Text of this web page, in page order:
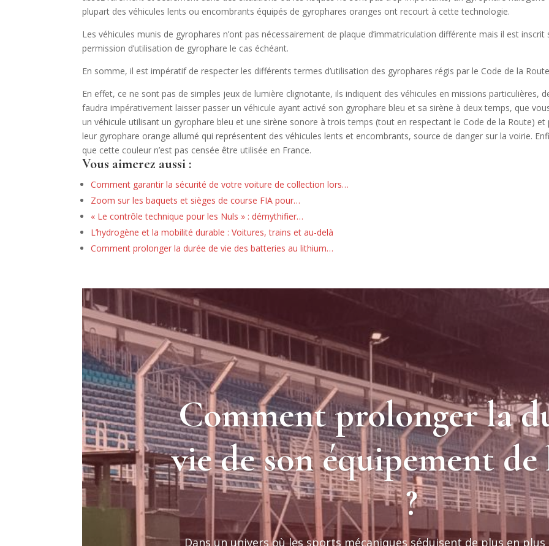
plupart des véhicules lents ou encombrants équipés de gyrophares oranges ont recourt à cette technologie.
Les véhicules munis de gyrophares n’ont pas nécessairement de plaque d’immatriculation différente mais il est
permission d’utilisation de gyrophare le cas échéant.
En somme, il est impératif de respecter les différents termes d’utilisation des gyrophares régis par le Code de la
En effet, ce ne sont pas de simples jeux de lumière clignotante, ils indiquent des véhicules en missions particulières,
faudra impérativement laisser passer un véhicule ayant activé son gyrophare bleu et sa sirène à deux temps, que
un véhicule utilisant un gyrophare bleu et une sirène sonore à trois temps (tout en respectant le Code de la Route)
leur gyrophare orange allumé qui représentent des véhicules lents et encombrants, source de danger sur la voirie.
que cette couleur n’est pas censée être utilisée en France.
Vous aimerez aussi :
Comment garantir la sécurité de votre voiture de collection lors…
Zoom sur les baquets et sièges de course FIA pour…
« Le contrôle technique pour les Nuls » : démythifier…
L’hydrogène et la mobilité durable : Voitures, trains et au-delà
Comment prolonger la durée de vie des batteries au lithium…
Comment prolonger la
vie de son équipement
?
Dans un univers où les sports mécaniques séduisent de plus en plus